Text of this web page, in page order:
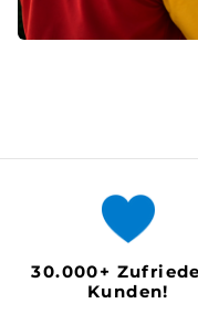
30.000+
Kunden!